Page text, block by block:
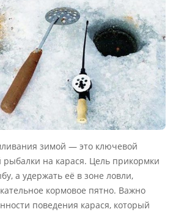
зимой — это ключевой
рыбалки на карася. Цель прикормки
а удержать её в зоне ловли,
кормовое пятно. Важно
поведения карася, который